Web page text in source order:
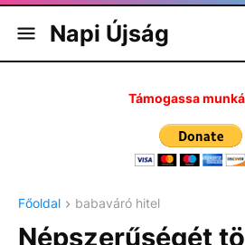
Napi Újság
Támogassa
Főoldal babaváró hitel
Népszerűségét